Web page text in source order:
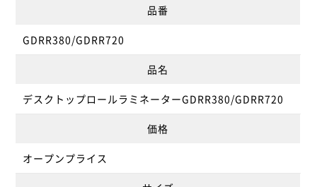
品番
GDRR380/GDRR720
品名
デスクトップロールラミネーターGDRR380/GDRR720
価格
オープンプライス